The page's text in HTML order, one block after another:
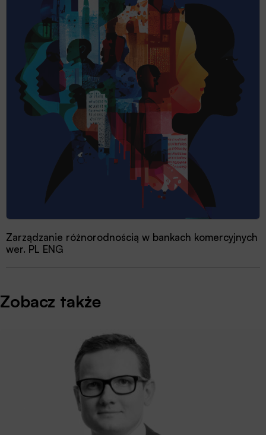
Zarządzanie różnorodnością w bankach komercyjnych
wer. PL ENG
Przewodnik dobrych praktyk 2025
Zobacz także